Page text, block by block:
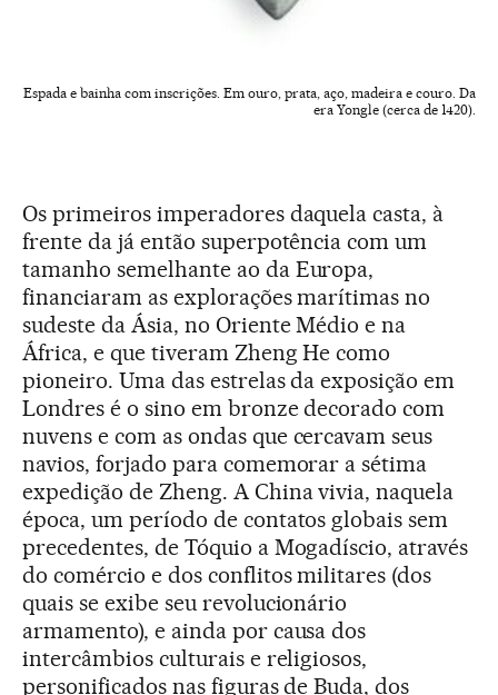
Espada e bainha com inscrições. Em ouro, prata, aço, madeira e couro. Da
era Yongle (cerca de 1420).
Os primeiros imperadores daquela casta, à
frente da já então superpotência com um
tamanho semelhante ao da Europa,
financiaram as explorações marítimas no
sudeste da Ásia, no Oriente Médio e na
África, e que tiveram Zheng He como
pioneiro. Uma das estrelas da exposição em
Londres é o sino em bronze decorado com
nuvens e com as ondas que cercavam seus
navios, forjado para comemorar a sétima
expedição de Zheng. A China vivia, naquela
época, um período de contatos globais sem
precedentes, de Tóquio a Mogadíscio, através
do comércio e dos conflitos militares (dos
quais se exibe seu revolucionário
armamento), e ainda por causa dos
intercâmbios culturais e religiosos,
personificados nas figuras de Buda, dos